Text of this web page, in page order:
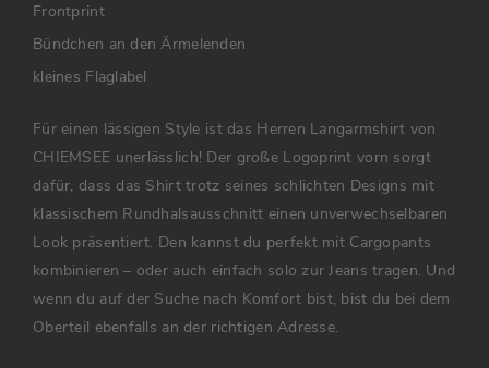
Frontprint
Bündchen an den Ärmelenden
kleines Flaglabel
Für einen lässigen Style ist das Herren Langarmshirt von
CHIEMSEE unerlässlich! Der große Logoprint vorn sorgt
dafür, dass das Shirt trotz seines schlichten Designs mit
klassischem Rundhalsausschnitt einen unverwechselbaren
Look präsentiert. Den kannst du perfekt mit Cargopants
kombinieren – oder auch einfach solo zur Jeans tragen. Und
wenn du auf der Suche nach Komfort bist, bist du bei dem
Oberteil ebenfalls an der richtigen Adresse.